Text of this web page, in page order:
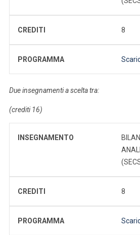
CREDITI 8
PROGRAMMA
Due insegnamenti a scelta tra:
(crediti 16)
INSEGNAMENTO
CREDITI 8
PROGRAMMA